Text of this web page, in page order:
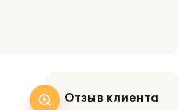
Отзыв клиента